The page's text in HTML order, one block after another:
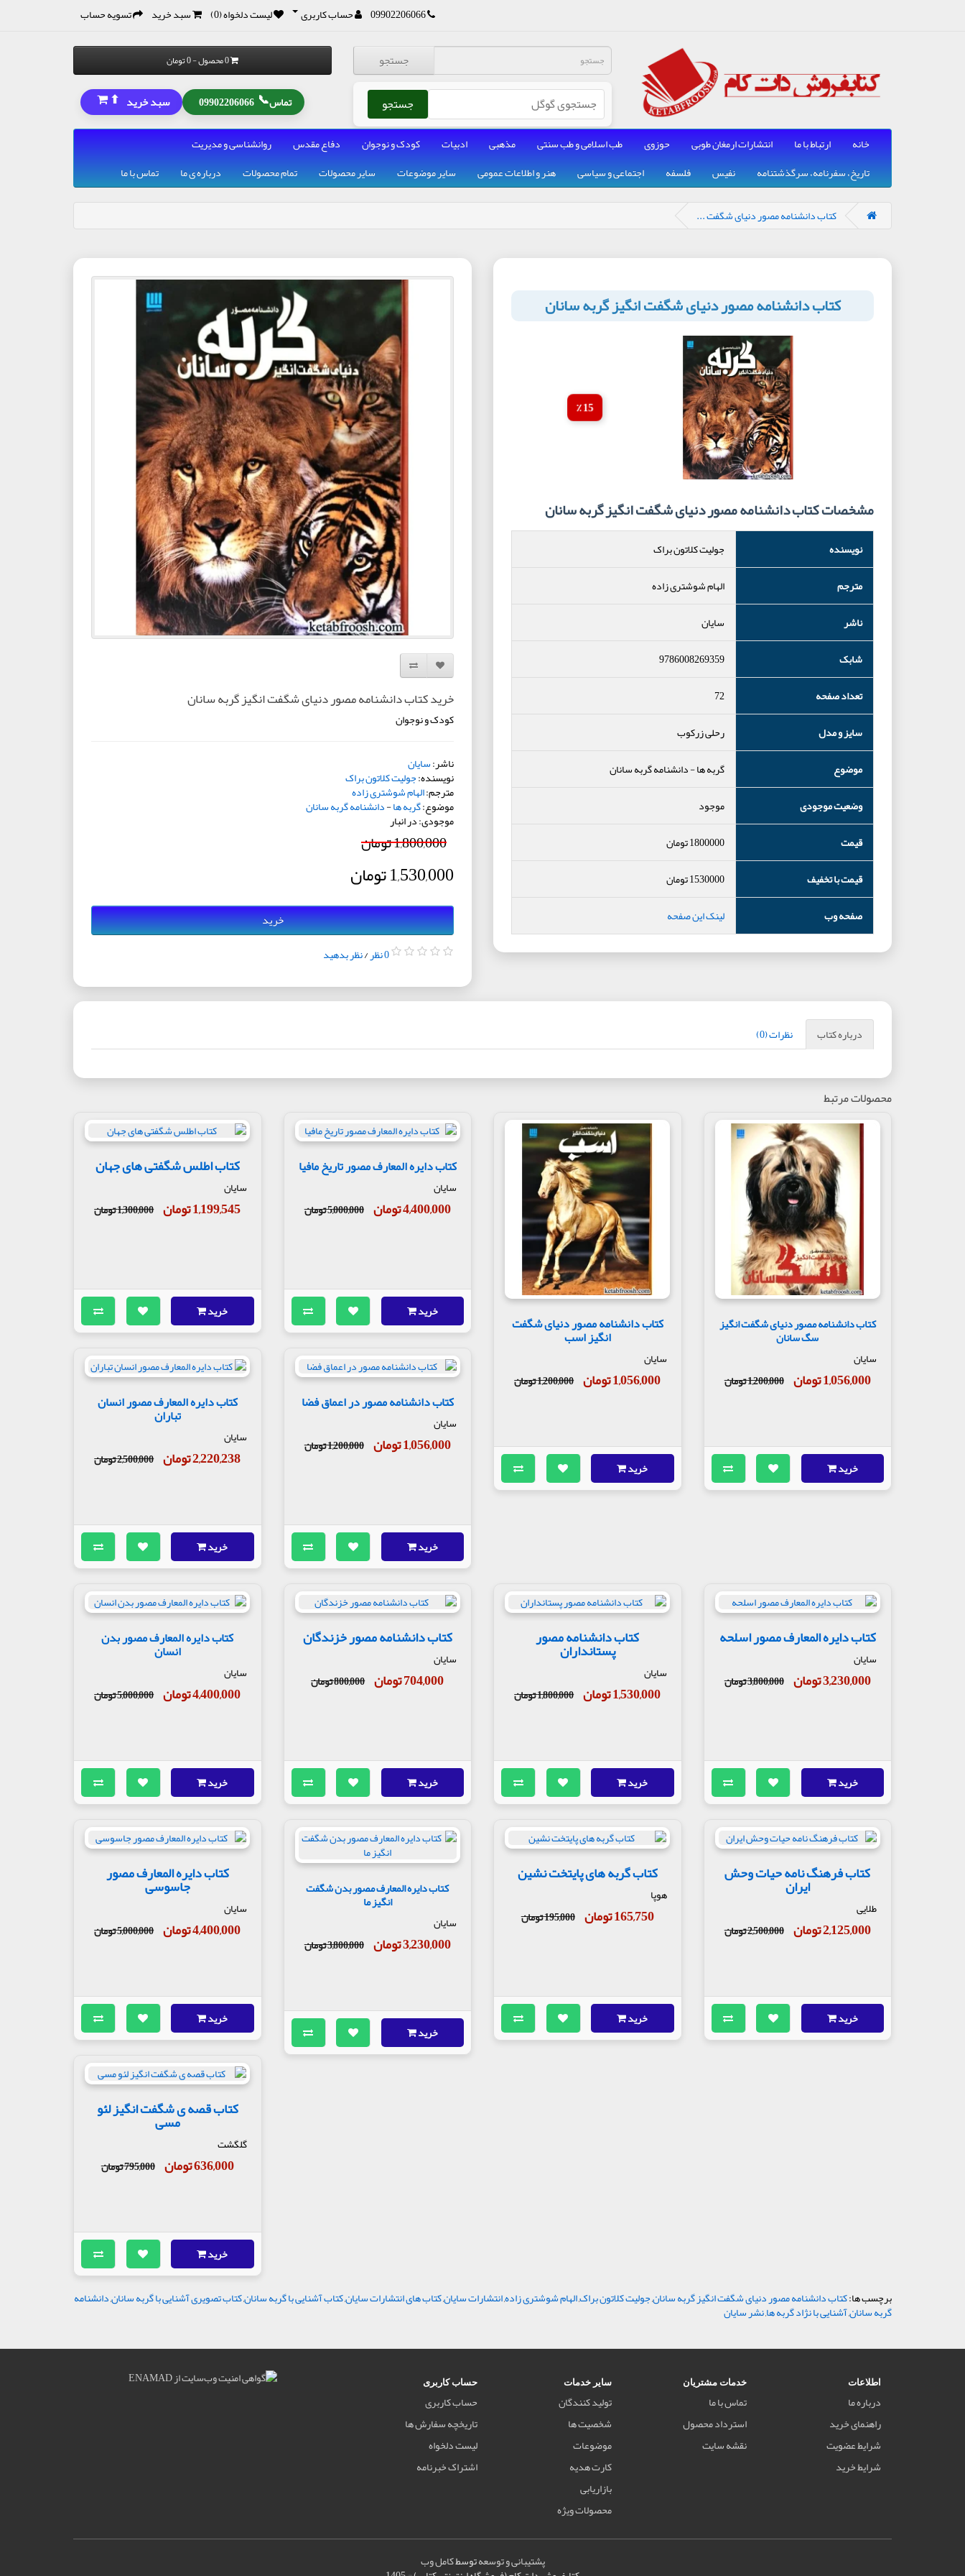
09902206066 حساب کاربری لیست دلخواه (0) سبد خرید تسویه حساب
جستجو
جستجو
0 محصول - 0 تومان
تماس📞
09902206066 سبد خرید ⬆
خانه ارتباط با ما انتشارات ارمغان طوبی حوزوی طب اسلامی و طب سنتی مذهبی ادبیات کودک و نوجوان دفاع مقدس
روانشناسی و مدیریت
تاریخ، سفرنامه، سرگذشتنامه
نفیس فلسفه اجتماعی و سیاسی هنر و اطلاعات عمومی سایر موضوعات سایر محصولات تمام محصولات درباره ی ما تماس با ما
کتاب دانشنامه مصور دنیای شگفت ...
کتاب دانشنامه مصور دنیای شگفت انگیز گربه سانان
15 ٪
مشخصات کتاب دانشنامه مصور دنیای شگفت انگیز گربه سانان
نویسنده
جولیت کلاتون براک
مترجم
الهام شوشتری زاده
ناشر
سایان
شابک
9786008269359
تعداد صفحه
72
سایز و مدل
رحلی زرکوب
موضوع
گربه ها-دانشنامه گربه سانان
وضعیت موجودی
موجود
قیمت
1800000تومان
قیمت با تخفیف
1530000تومان
صفحه وب
لینک این صفحه
افزودن به لیست دلخواه
مقایسه این محصول
خرید کتاب دانشنامه مصور دنیای شگفت انگیز گربه سانان
کودک و نوجوان
ناشر:سایان
نویسنده:جولیت کلاتون براک
مترجم:الهام شوشتری زاده
موضوع:گربه ها-دانشنامه گربه سانان
موجودی: در انبار
1,800,000 تومان
1,530,000 تومان
خرید
0 نظر /نظر بدهید
درباره کتاب نظرات (0)
محصولات مرتبط
کتاب دانشنامه مصور دنیای شگفت انگیز
سگ سانان
سایان
1,056,000 تومان 1,200,000 تومان
خرید
کتاب دانشنامه مصور دنیای شگفت
انگیز اسب
سایان
1,056,000 تومان 1,200,000 تومان
خرید
کتاب دایره المعارف مصور تاریخ مافیا
سایان
4,400,000 تومان 5,000,000 تومان
خرید
کتاب اطلس شگفتی های جهان
سایان
1,199,545 تومان 1,300,000 تومان
خرید
کتاب دانشنامه مصور در اعماق فضا
سایان
1,056,000 تومان 1,200,000 تومان
خرید
کتاب دایره المعارف مصور انسان
تباران
سایان
2,220,238 تومان 2,500,000 تومان
خرید
کتاب دایره المعارف مصور اسلحه
سایان
3,230,000 تومان 3,800,000 تومان
خرید
کتاب دانشنامه مصور
پستانداران
سایان
1,530,000 تومان 1,800,000 تومان
خرید
کتاب دانشنامه مصور خزندگان
سایان
704,000 تومان 800,000 تومان
خرید
کتاب دایره المعارف مصور بدن
انسان
سایان
4,400,000 تومان 5,000,000 تومان
خرید
کتاب فرهنگ نامه حیات وحش
ایران
طلایی
2,125,000 تومان 2,500,000 تومان
خرید
کتاب گربه های پایتخت نشین
هوپا
165,750 تومان 195,000 تومان
خرید
کتاب دایره المعارف مصور بدن شگفت
انگیز ما
سایان
3,230,000 تومان 3,800,000 تومان
خرید
کتاب دایره المعارف مصور
جاسوسی
سایان
4,400,000 تومان 5,000,000 تومان
خرید
کتاب قصه ی شگفت انگیز لئو
مسی
گلگشت
636,000 تومان 795,000 تومان
خرید
برچسب ها:کتاب دانشنامه مصور دنیای شگفت انگیز گربه سانان,جولیت کلاتون براک,الهام شوشتری زاده,انتشارات سایان,کتاب های انتشارات سایان,کتاب آشنایی با گربه سانان,کتاب تصویری آشنایی با گربه سانان,دانشنامه
گربه سانان,آشنایی با نژاد گربه ها,نشر سایان
اطلاعات
درباره ما
راهنمای خرید
شرایط عضویت
شرایط خرید
خدمات مشتریان
تماس با ما
استرداد محصول
نقشه سایت
سایر خدمات
تولید کنندگان
شخصیت ها
موضوعات
کارت هدیه
بازاریابی
محصولات ویژه
حساب کاربری
حساب کاربری
تاریخچه سفارش ها
لیست دلخواه
اشتراک خبرنامه
پشتیبانی و توسعهتوسطکامل وب